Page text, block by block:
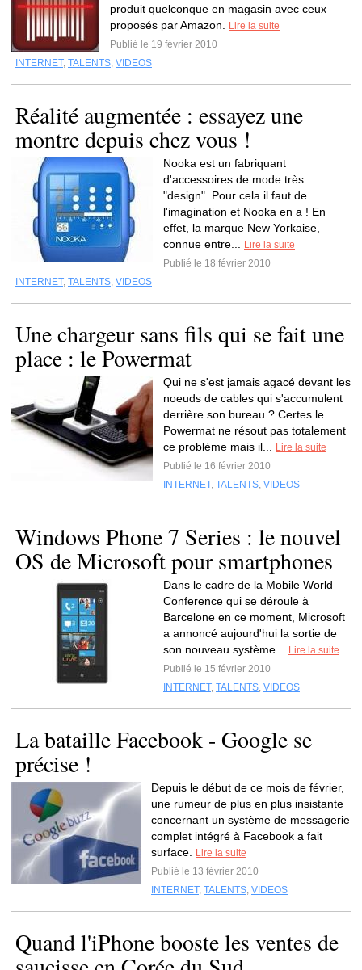
produit quelconque en magasin avec ceux
proposés par Amazon.
Lire la suite
Publié le 19 février 2010
INTERNET, TALENTS, VIDEOS
Réalité augmentée : essayez une
montre depuis chez vous !
Nooka est un fabriquant
d'accessoires de mode très
"design". Pour cela il faut de
l'imagination et Nooka en a ! En
effet, la marque New Yorkaise,
connue entre...
Lire la suite
Publié le 18 février 2010
INTERNET, TALENTS, VIDEOS
Une chargeur sans fils qui se fait une
place : le Powermat
Qui ne s'est jamais agacé devant les
noeuds de cables qui s'accumulent
derrière son bureau ? Certes le
Powermat ne résout pas totalement
ce problème mais il...
Lire la suite
Publié le 16 février 2010
INTERNET, TALENTS, VIDEOS
Windows Phone 7 Series : le nouvel
OS de Microsoft pour smartphones
Dans le cadre de la Mobile World
Conference qui se déroule à
Barcelone en ce moment, Microsoft
a annoncé aujourd'hui la sortie de
son nouveau système...
Lire la suite
Publié le 15 février 2010
INTERNET, TALENTS, VIDEOS
La bataille Facebook - Google se
précise !
Depuis le début de ce mois de février,
une rumeur de plus en plus insistante
concernant un système de messagerie
complet intégré à Facebook a fait
surface.
Lire la suite
Publié le 13 février 2010
INTERNET, TALENTS, VIDEOS
Quand l'iPhone booste les ventes de